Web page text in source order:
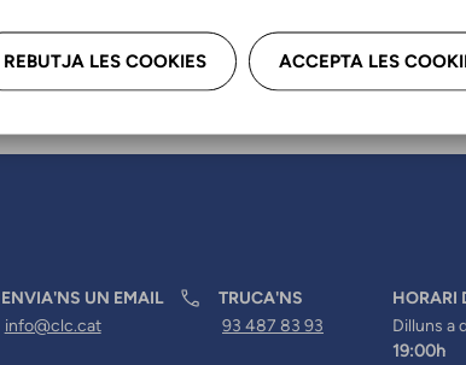
ENVIA'NS UN EMAIL
info@clc.cat
TRUCA'NS
93 487 83 93
HORARI
Dilluns a
19:00h
REBUTJA LES COOKIES ACCEPTA LES